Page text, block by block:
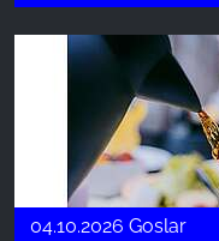
04.10.2026 Goslar